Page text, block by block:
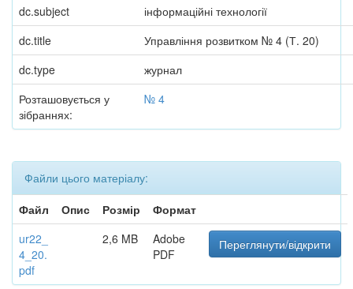
dc.subject
інформаційні технології
dc.title
Управління розвитком № 4 (Т. 20)
dc.type
журнал
Розташовується у
зібраннях:
№ 4
Файли цього матеріалу:
Файл
Опис Розмір
Формат
ur22_
4_20.
pdf
2,6 MB
Adobe
PDF
Переглянути/відкрити